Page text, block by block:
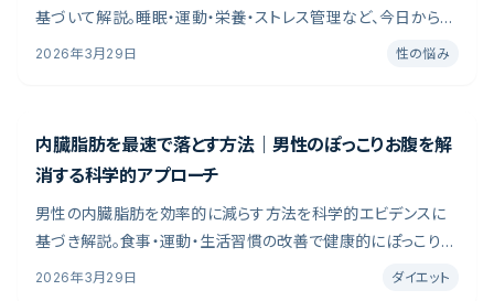
基づいて解説。睡眠・運動・栄養・ストレス管理など、今日から実
践できる具体的な改善策を紹介します。テストステロンは主に
2026年3月29日 性の悩み
内臓脂肪を最速で落とす方法｜男性のぽっこりお腹を解
消する科学的アプローチ
男性の内臓脂肪を効率的に減らす方法を科学的エビデンスに
基づき解説。食事・運動・生活習慣の改善で健康的にぽっこりお
腹を解消する具体的プランを紹介。「体重はそこまで多くないの
2026年3月29日 ダイエット